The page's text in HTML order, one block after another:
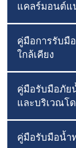
แคลร์มอนต์แ
คู่มือการรับมื
ใกล้เคียง
คู่มือรับมือภัย
และบริเวณโ
คู่มือรับมือน้ำ